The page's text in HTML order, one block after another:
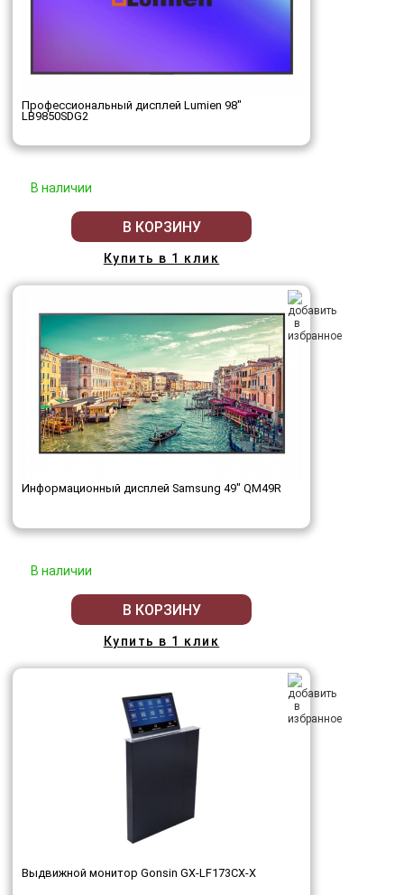
Профессиональный дисплей Lumien 98"
LB9850SDG2
В наличии
В КОРЗИНУ
Купить в 1 клик
Информационный дисплей Samsung 49" QM49R
В наличии
В КОРЗИНУ
Купить в 1 клик
Выдвижной монитор Gonsin GX-LF173CX-X